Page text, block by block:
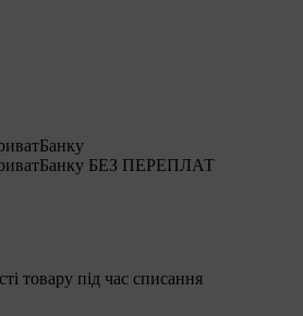
БЕЗ ПЕРЕПЛАТ
товару під час списання